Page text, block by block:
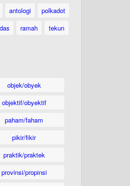
antologi
polkadot
ramah
tekun
objek/obyek
objektif/obyektif
paham/faham
pikir/fikir
praktik/praktek
provinsi/propinsi